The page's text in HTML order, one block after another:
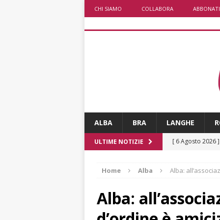
CHI SIAMO COLLABORA ABBONATI
ALBA BRA LANGHE
ULTIME NOTIZIE [ 6 Agosto 2026 ]
[ 6 Agosto 2026 ]
ALTRE NOTIZIE
Home Alba Alba:
Alba: